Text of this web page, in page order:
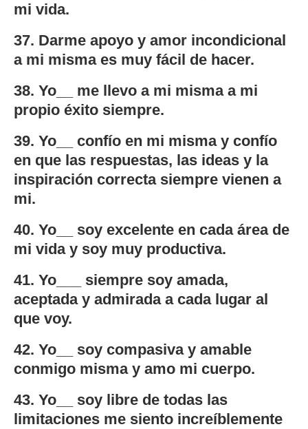
mi vida.
37. Darme apoyo y amor incondicional
a mi misma es muy fácil de hacer.
38. Yo__ me llevo a mi misma a mi
propio éxito siempre.
39. Yo__ confío en mi misma y confío
en que las respuestas, las ideas y la
inspiración correcta siempre vienen a
mi.
40. Yo__ soy excelente en cada área de
mi vida y soy muy productiva.
41. Yo___ siempre soy amada,
aceptada y admirada a cada lugar al
que voy.
42. Yo__ soy compasiva y amable
conmigo misma y amo mi cuerpo.
43. Yo__ soy libre de todas las
limitaciones me siento increíblemente